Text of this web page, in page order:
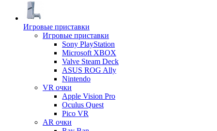
Игровые приставки
Игровые приставки
Sony PlayStation
Microsoft XBOX
Valve Steam Deck
ASUS ROG Ally
Nintendo
VR очки
Apple Vision Pro
Oculus Quest
Pico VR
AR очки